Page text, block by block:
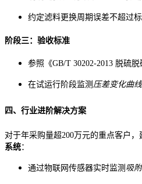
约定滤料更换周期误差不超过
阶段三：验收标准
参照《GB/T 30202-2013 脱硫
在试运行阶段监测 压差变化曲线
四、行业进阶解决方案
对于年采购量超200万元的重点客户，
系统：
通过物联网传感器实时监测 吸